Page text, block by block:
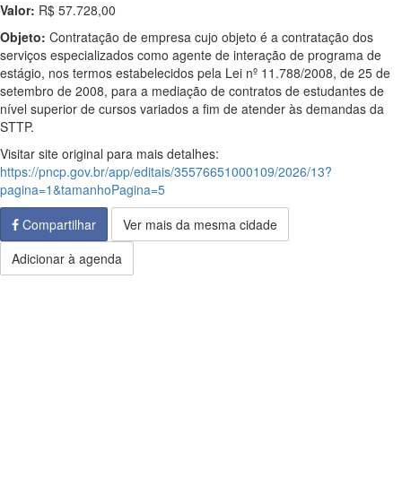
Valor: R$ 57.728,00
Objeto: Contratação de empresa cujo objeto é a contratação dos
serviços especializados como agente de interação de programa de
estágio, nos termos estabelecidos pela Lei nº 11.788/2008, de 25 de
setembro de 2008, para a mediação de contratos de estudantes de
nível superior de cursos variados a fim de atender às demandas da
STTP.
Visitar site original para mais detalhes:
https://pncp.gov.br/app/editais/35576651000109/2026/13?
pagina=1&tamanhoPagina=5
Compartilhar
Ver mais da mesma cidade
Adicionar à agenda